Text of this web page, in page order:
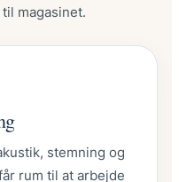
magasinet.
stemning og
rum til at arbejde